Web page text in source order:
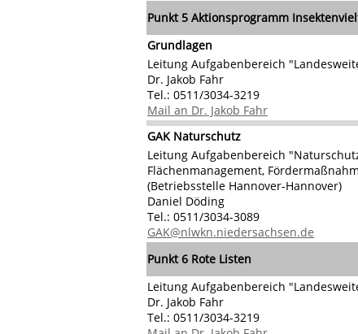
Punkt 5 Aktionsprogramm
Grundlagen
Leitung Aufgabenbereich
Dr. Jakob Fahr
Tel.: 0511/3034-3219
Mail an Dr. Jakob Fahr
GAK Naturschutz
Leitung Aufgabenbereich
Flächenmanagement,
(Betriebsstelle Hannover-Hannover)
Daniel Döding
Tel.: 0511/3034-3089
GAK@nlwkn.niedersachsen.de
Punkt 6 Rote Listen
Leitung Aufgabenbereich
Dr. Jakob Fahr
Tel.: 0511/3034-3219